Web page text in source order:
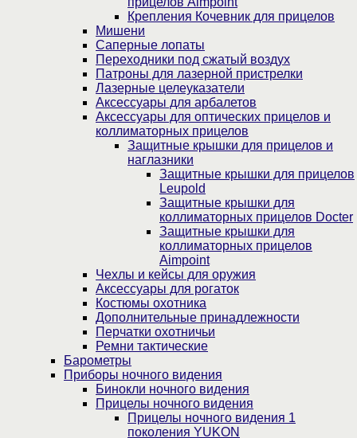
Крепления Кочевник для прицелов
Мишени
Саперные лопаты
Переходники под сжатый воздух
Патроны для лазерной пристрелки
Лазерные целеуказатели
Аксессуары для арбалетов
Аксессуары для оптических прицелов и
коллиматорных прицелов
Защитные крышки для прицелов и
наглазники
Защитные крышки для прицелов
Leupold
Защитные крышки для
коллиматорных прицелов Docter
Защитные крышки для
коллиматорных прицелов
Aimpoint
Чехлы и кейсы для оружия
Аксессуары для рогаток
Костюмы охотника
Дополнительные принадлежности
Перчатки охотничьи
Ремни тактические
Барометры
Приборы ночного видения
Бинокли ночного видения
Прицелы ночного видения
Прицелы ночного видения 1
поколения YUKON